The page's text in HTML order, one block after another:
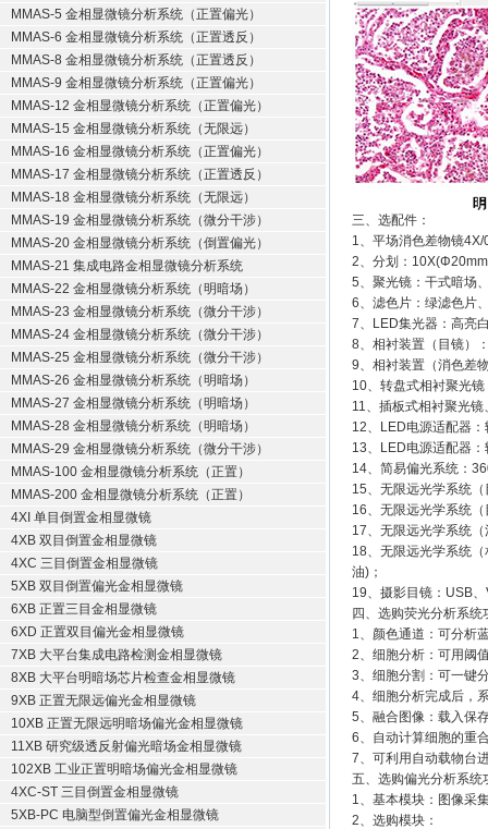
MMAS-5 金相显微镜分析系统（正置偏光）
MMAS-6 金相显微镜分析系统（正置透反）
MMAS-8 金相显微镜分析系统（正置透反）
MMAS-9 金相显微镜分析系统（正置偏光）
MMAS-12 金相显微镜分析系统（正置偏光）
MMAS-15 金相显微镜分析系统（无限远）
MMAS-16 金相显微镜分析系统（正置偏光）
MMAS-17 金相显微镜分析系统（正置透反）
MMAS-18 金相显微镜分析系统（无限远）
MMAS-19 金相显微镜分析系统（微分干涉）
MMAS-20 金相显微镜分析系统（倒置偏光）
MMAS-21 集成电路金相显微镜分析系统
MMAS-22 金相显微镜分析系统（明暗场）
MMAS-23 金相显微镜分析系统（微分干涉）
MMAS-24 金相显微镜分析系统（微分干涉）
MMAS-25 金相显微镜分析系统（微分干涉）
MMAS-26 金相显微镜分析系统（明暗场）
MMAS-27 金相显微镜分析系统（明暗场）
MMAS-28 金相显微镜分析系统（明暗场）
MMAS-29 金相显微镜分析系统（微分干涉）
MMAS-100 金相显微镜分析系统（正置）
MMAS-200 金相显微镜分析系统（正置）
4XI 单目倒置金相显微镜
4XB 双目倒置金相显微镜
4XC 三目倒置金相显微镜
5XB 双目倒置偏光金相显微镜
6XB 正置三目金相显微镜
6XD 正置双目偏光金相显微镜
7XB 大平台集成电路检测金相显微镜
8XB 大平台明暗场芯片检查金相显微镜
9XB 正置无限远偏光金相显微镜
10XB 正置无限远明暗场偏光金相显微镜
11XB 研究级透反射偏光暗场金相显微镜
102XB 工业正置明暗场偏光金相显微镜
4XC-ST 三目倒置金相显微镜
5XB-PC 电脑型倒置偏光金相显微镜
三、选配件：
1、平场消色差物镜
2、分划：
5、聚光镜：干式暗场
6、滤色片：绿滤色片
7、LED集光器：高亮
8、相衬装置（目镜）
9、相衬装置（消色差
10、转盘式相衬聚光
11、插板式相衬聚光
12、LED电源适配器
13、LED电源适配器
14、简易偏光系统：
15、无限远光学系统
16、无限远光学系统
17、无限远光学系统
18、无限远光学系统
油)；
19、摄影目镜：USB
四、选购荧光分析系统
1、颜色通道：可分析
2、细胞分析：可用阈
3、细胞分割：可一键
4、细胞分析完成后，
5、融合图像：载入保
6、自动计算细胞的重
7、可利用自动载物台
五、选购偏光分析系统
1、基本模块：图像采
2、选购模块：